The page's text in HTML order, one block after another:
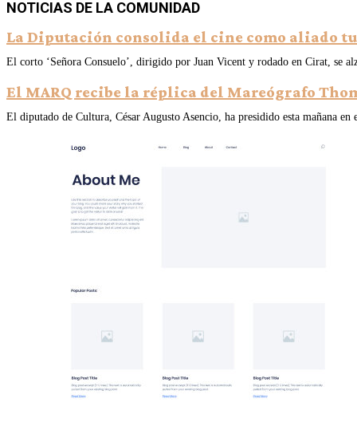
NOTICIAS DE LA COMUNIDAD
La Diputación consolida el cine como aliado
El corto ‘Señora Consuelo’, dirigido por Juan Vicent y rodado en Cirat, se
El MARQ recibe la réplica del Mareógrafo
El diputado de Cultura, César Augusto Asencio, ha presidido esta mañana